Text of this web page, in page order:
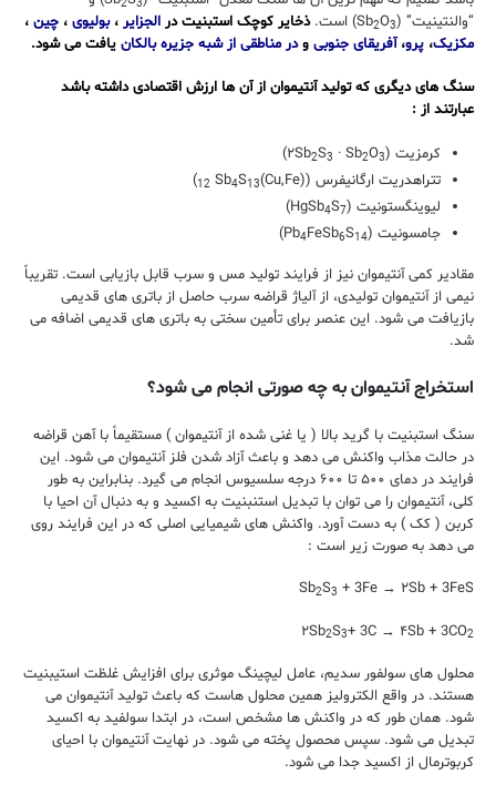
2 3
“والنتینیت” (Sb
2O3 ) است.ذخایر کوچک استبنیت در الجزایر ، بولیوی ، چین ،
مکزیک، پرو،آفریقای جنوبی ودر مناطقی از شبه جزیره بالکان یافت می شود.
سنگ های دیگری که تولید آنتیموان از آن ها ارزش اقتصادی داشته باشد
عبارتند از :
کرمزیت (۲Sb 2S3 · Sb2O3
)
تتراهدریت ارگانیفرس ((Cu,Fe)
12 Sb4S13
)
لیوینگستونیت (HgSb
4S7
)
جامسونیت (Pb
4FeSb6S14
)
مقادیر کمی آنتیموان نیز از فرایند تولید مس و سرب قابل بازیابی است. تقریباً
نیمی از آنتیموان تولیدی، از آلیاژ قراضه سرب حاصل از باتری های قدیمی
بازیافت می شود. این عنصر برای تأمین سختی به باتری های قدیمی اضافه می
شد.
استخراج آنتیموان به چه صورتی انجام می شود؟
سنگ استبنیت با گرید بالا ( یا غنی شده از آنتیموان ) مستقیماً با آهن قراضه
در حالت مذاب واکنش می دهد و باعث آزاد شدن فلز آنتیموان می شود. این
فرایند در دمای ۵۰۰ تا ۶۰۰ درجه سلسیوس انجام می گیرد. بنابراین به طور
کلی، آنتیموان را می توان با تبدیل استنبنیت به اکسید و به دنبال آن احیا با
کربن ( کک ) به دست آورد. واکنش های شیمیایی اصلی که در این فرایند روی
می دهد به صورت زیر است :
Sb2S3 + 3Fe → ۲Sb + 3FeS
۲Sb2S3+ 3C → ۴Sb + 3CO2
محلول های سولفور سدیم، عامل لیچینگ موثری برای افزایش غلظت استیبنیت
هستند. در واقع الکترولیز همین محلول هاست که باعث تولید آنتیموان می
شود. همان طور که در واکنش ها مشخص است، در ابتدا سولفید به اکسید
تبدیل می شود. سپس محصول پخته می شود. در نهایت آنتیموان با احیای
کربوترمال از اکسید جدا می شود.